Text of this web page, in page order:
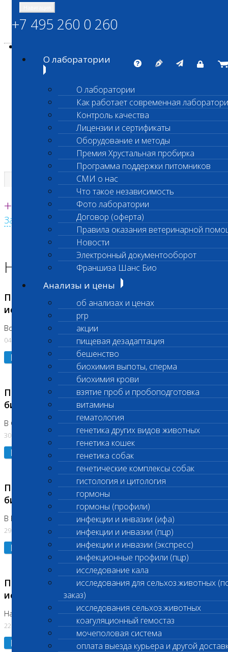
ШАНС БИО
Независимая ветеринарная лаборатория
Единая круглосуточная справочная
+7 495 260 0 260
Заказать звонок с сайта
+7 495 260 0 260
О лаборатории
О лаборатории
Как работает современная
Контроль качества
Лицензии и сертификаты
Оборудование и методы
Премия Хрустальная пробирка
Программа поддержки питомников
СМИ о нас
Что такое независимость
Фото лаборатории
Договор (оферта)
Правила оказания ветеринарной
Новости
Электронный документооборот
Франшиза Шанс Био
Анализы и цены
об анализах и ценах
prp
акции
пищевая дезадаптация
бешенство
биохимия выпоты, сперма
биохимия крови
взятие проб и пробоподготовка
витамины
гематология
генетика других видов животных
генетика кошек
генетика собак
генетические комплексы собак
гистология и цитология
гормоны
гормоны (профили)
инфекции и инвазии (ифа)
инфекции и инвазии (пцр)
инфекции и инвазии (экспресс)
инфекционные профили (пцр)
исследование кала
исследования для сельхоз.животных
заказ)
исследования сельхоз.животных
коагуляционный гемостаз
мочеполовая система
оплата выезда курьера и другой
Главная страница
Новости лаборатории
Приостановка срочных биохимических
исследований
Во Владыкино
04.08.2026
Подробнее
Приостановлено выполнение срочных
биохимических исследований
В Сколково. Код (123,309,310)
30.07.2026
Подробнее
Приостановлено выполнение срочных
биохимических исследований
В Бутово 29.07.26
29.07.2026
Подробнее
Приостановлено выполнение биохимических
исследований
На Нагорной. Код ( 123,310,309)
22.07.2026
Подробнее